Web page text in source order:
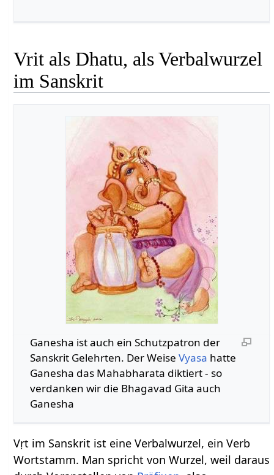
Vrit als Dhatu, als Verbalwurzel
im Sanskrit
Ganesha ist auch ein Schutzpatron der
Sanskrit Gelehrten. Der Weise Vyasa hatte
Ganesha das Mahabharata diktiert - so
verdanken wir die Bhagavad Gita auch
Ganesha
Vṛt im Sanskrit ist eine Verbalwurzel, ein Verb
Wortstamm. Man spricht von Wurzel, weil daraus